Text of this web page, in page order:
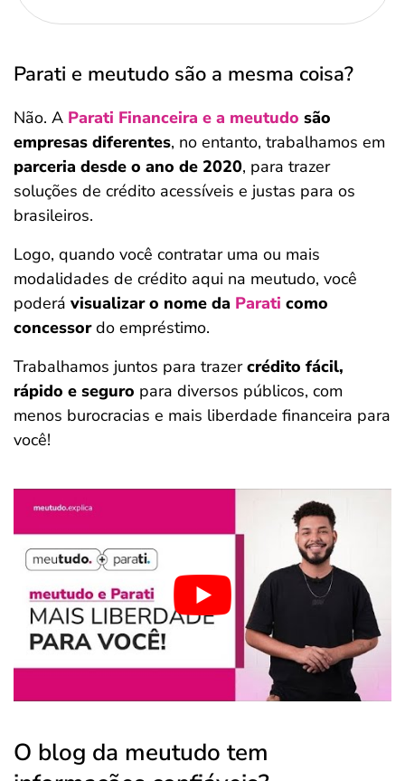
Parati e meutudo são a mesma coisa?
Não. A Parati Financeira e a meutudo são
empresas diferentes, no entanto, trabalhamos em
parceria desde o ano de 2020, para trazer
soluções de crédito acessíveis e justas para os
brasileiros.
Logo, quando você contratar uma ou mais
modalidades de crédito aqui na meutudo, você
poderá visualizar o nome da Parati como
concessordo empréstimo.
Trabalhamos juntos para trazercrédito fácil,
rápido e seguro para diversos públicos, com
menos burocracias e mais liberdade financeira para
você!
O blog da meutudo tem